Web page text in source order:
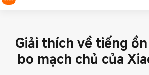
Giải thích về tiếng
bo mạch chủ của